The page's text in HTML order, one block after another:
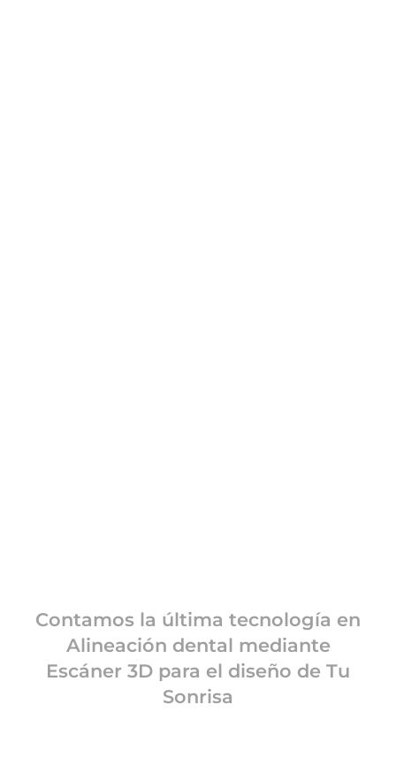
Contamos la última tecnología en
Alineación dental mediante
Escáner 3D para el diseño de Tu
Sonrisa